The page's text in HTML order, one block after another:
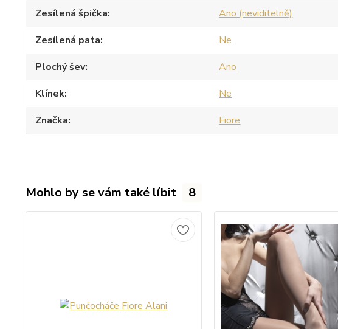
Zesílená špička
Ano (neviditelně)
Zesílená pata
Ne
Plochý šev
Ano
Klínek
Ne
Značka
Fiore
Mohlo by se vám také líbit 8